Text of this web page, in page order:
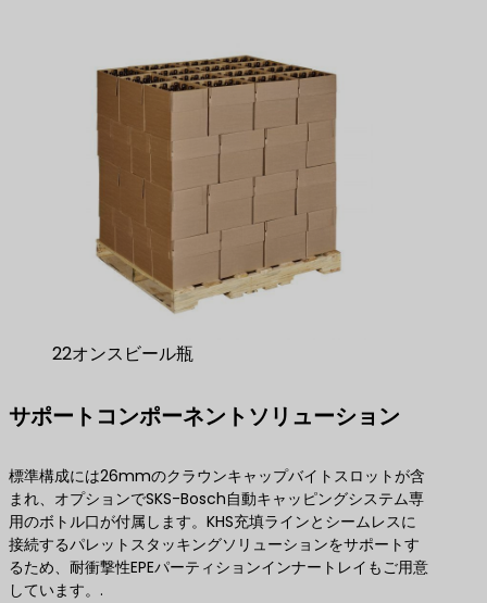
22オンスビール瓶
サポートコンポーネントソリューション
標準構成には26mmのクラウンキャップバイトスロットが含
まれ、オプションでSKS-Bosch自動キャッピングシステム専
用のボトル口が付属します。KHS充填ラインとシームレスに
接続するパレットスタッキングソリューションをサポートす
るため、耐衝撃性EPEパーティションインナートレイもご用意
しています。.